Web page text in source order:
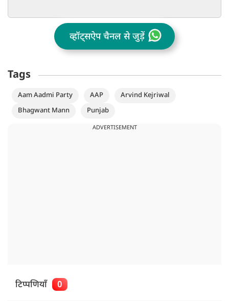
व्हॉट्सऐप चैनल से जुड़ें
Tags
Aam Aadmi Party AAP
Arvind Kejriwal
Bhagwant Mann
Punjab
ADVERTISEMENT
टिप्पणियाँ 0